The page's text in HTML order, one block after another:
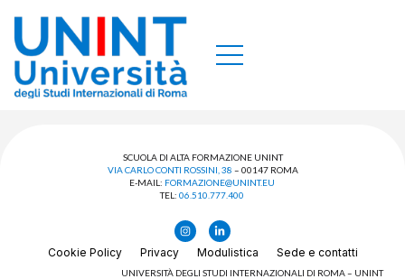
SCUOLA DI ALTA FORMAZIONE UNINT
VIA CARLO CONTI ROSSINI, 38 – 00147 ROMA
E-MAIL: FORMAZIONE@UNINT.EU
TEL: 06.510.777.400
Cookie Policy Privacy Modulistica Sede e contatti
UNIVERSITÀ DEGLI STUDI INTERNAZIONALI DI ROMA – UNINT